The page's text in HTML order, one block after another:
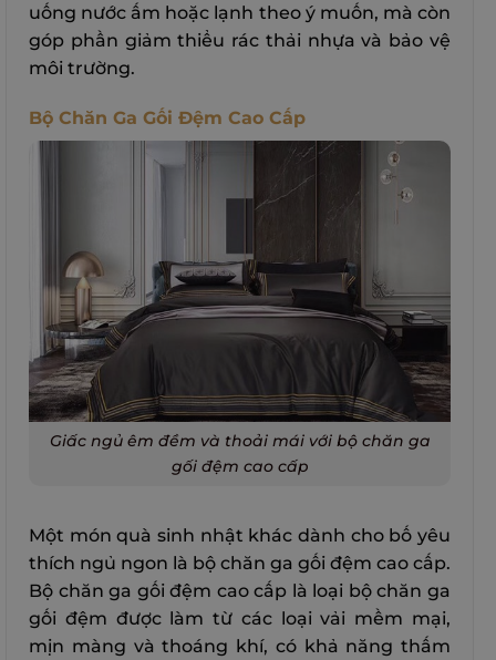
uống nước ấm hoặc lạnh theo ý muốn, mà còn
góp phần giảm thiểu rác thải nhựa và bảo vệ
môi trường.
Bộ Chăn Ga Gối Đệm Cao Cấp
Giấc ngủ êm đềm và thoải mái với bộ chăn ga
gối đệm cao cấp
Một món quà sinh nhật khác dành cho bố yêu
thích ngủ ngon là bộ chăn ga gối đệm cao cấp.
Bộ chăn ga gối đệm cao cấp là loại bộ chăn ga
gối đệm được làm từ các loại vải mềm mại,
mịn màng và thoáng khí, có khả năng thấm